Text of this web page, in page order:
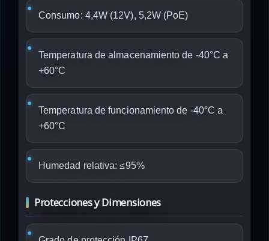
Consumo: 4,4W (12V), 5,2W (PoE)
Temperatura de almacenamiento de -40°C a
+60°C
Temperatura de funcionamiento de -40°C a
+60°C
Humedad relativa: ≤95%
Protecciones y Dimensiones